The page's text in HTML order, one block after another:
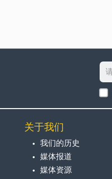
关于我们
我们的历史
媒体报道
媒体资源